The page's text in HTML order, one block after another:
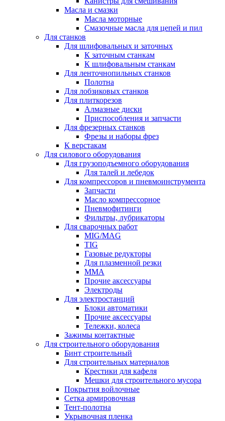
Масла и смазки
Масла моторные
Смазочные масла для цепей и пил
Для станков
Для шлифовальных и заточных
К заточным станкам
К шлифовальным станкам
Для ленточнопильных станков
Полотна
Для лобзиковых станков
Для плиткорезов
Алмазные диски
Приспособления и запчасти
Для фрезерных станков
Фрезы и наборы фрез
К верстакам
Для силового оборудования
Для грузоподъемного оборудования
Для талей и лебедок
Для компрессоров и пневмоинструмента
Запчасти
Масло компрессорное
Пневмофитинги
Фильтры, лубрикаторы
Для сварочных работ
MIG/MAG
TIG
Газовые редукторы
Для плазменной резки
ММА
Прочие аксессуары
Электроды
Для электростанций
Блоки автоматики
Прочие аксессуары
Тележки, колеса
Зажимы контактные
Для строительного оборудования
Бинт строительный
Для строительных материалов
Крестики для кафеля
Мешки для строительного мусора
Покрытия войлочные
Сетка армировочная
Тент-полотна
Укрывочная пленка